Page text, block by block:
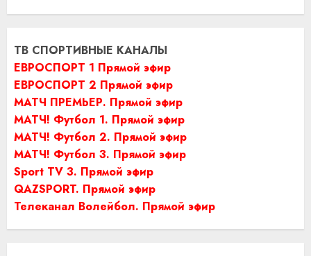
ТВ СПОРТИВНЫЕ КАНАЛЫ
ЕВРОСПОРТ 1 Прямой эфир
ЕВРОСПОРТ 2 Прямой эфир
МАТЧ ПРЕМЬЕР. Прямой эфир
МАТЧ! Футбол 1. Прямой эфир
МАТЧ! Футбол 2. Прямой эфир
МАТЧ! Футбол 3. Прямой эфир
Sport TV 3. Прямой эфир
QAZSPORT. Прямой эфир
Телеканал Волейбол. Прямой эфир